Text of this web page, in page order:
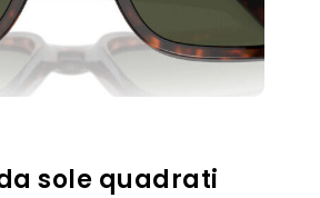
sole quadrati